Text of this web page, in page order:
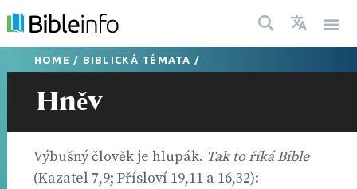
HOME / BIBLICKÁ TÉMATA /
Hněv
Výbušný člověk je hlupák. Tak to říká Bible
(Kazatel 7,9; Přísloví 19,11 a 16,32):